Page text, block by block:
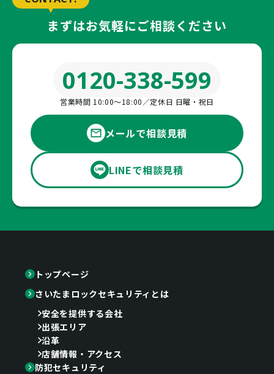
まずはお気軽にご相談ください
0120-338-599
営業時間 10:00〜18:00／定休日 日曜・祝日
メールで相談見積
LINEで相談見積
トップページ
さいたまロックセキュリティとは
安全を提供する会社
出張エリア
沿革
店舗情報・アクセス
防犯セキュリティ